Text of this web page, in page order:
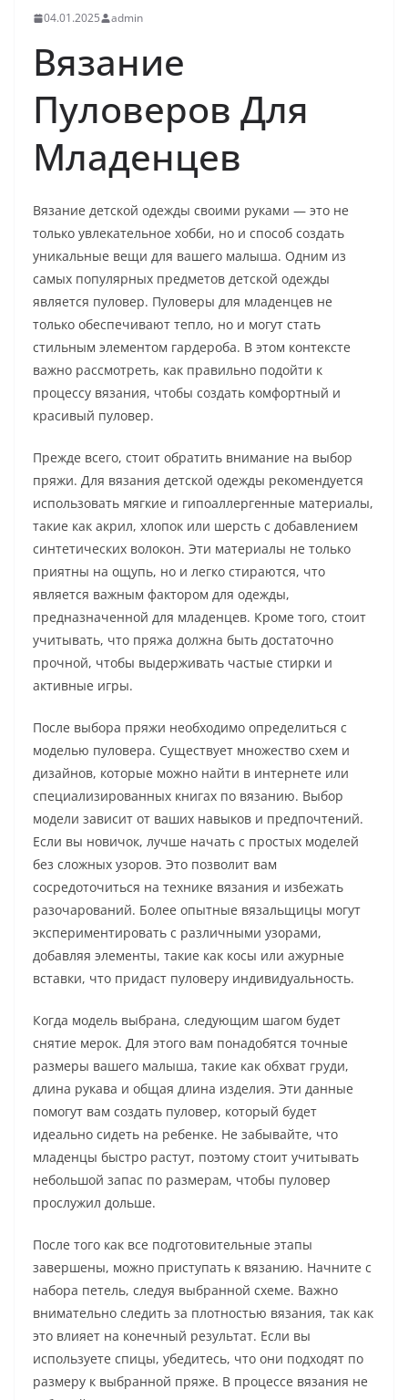
04.01.2025 admin
Вязание
Пуловеров Для
Младенцев
Вязание детской одежды своими руками — это не
только увлекательное хобби, но и способ создать
уникальные вещи для вашего малыша. Одним из
самых популярных предметов детской одежды
является пуловер. Пуловеры для младенцев не
только обеспечивают тепло, но и могут стать
стильным элементом гардероба. В этом контексте
важно рассмотреть, как правильно подойти к
процессу вязания, чтобы создать комфортный и
красивый пуловер.
Прежде всего, стоит обратить внимание на выбор
пряжи. Для вязания детской одежды рекомендуется
использовать мягкие и гипоаллергенные материалы,
такие как акрил, хлопок или шерсть с добавлением
синтетических волокон. Эти материалы не только
приятны на ощупь, но и легко стираются, что
является важным фактором для одежды,
предназначенной для младенцев. Кроме того, стоит
учитывать, что пряжа должна быть достаточно
прочной, чтобы выдерживать частые стирки и
активные игры.
После выбора пряжи необходимо определиться с
моделью пуловера. Существует множество схем и
дизайнов, которые можно найти в интернете или
специализированных книгах по вязанию. Выбор
модели зависит от ваших навыков и предпочтений.
Если вы новичок, лучше начать с простых моделей
без сложных узоров. Это позволит вам
сосредоточиться на технике вязания и избежать
разочарований. Более опытные вязальщицы могут
экспериментировать с различными узорами,
добавляя элементы, такие как косы или ажурные
вставки, что придаст пуловеру индивидуальность.
Когда модель выбрана, следующим шагом будет
снятие мерок. Для этого вам понадобятся точные
размеры вашего малыша, такие как обхват груди,
длина рукава и общая длина изделия. Эти данные
помогут вам создать пуловер, который будет
идеально сидеть на ребенке. Не забывайте, что
младенцы быстро растут, поэтому стоит учитывать
небольшой запас по размерам, чтобы пуловер
прослужил дольше.
После того как все подготовительные этапы
завершены, можно приступать к вязанию. Начните с
набора петель, следуя выбранной схеме. Важно
внимательно следить за плотностью вязания, так как
это влияет на конечный результат. Если вы
используете спицы, убедитесь, что они подходят по
размеру к выбранной пряже. В процессе вязания не